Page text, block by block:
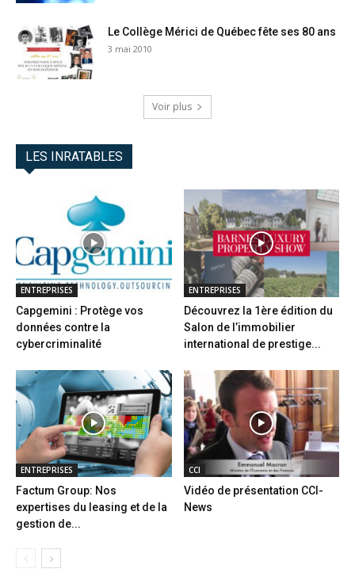
Le Collège Mérici de Québec fête ses 80 ans
3 mai 2010
Voir plus
LES INRATABLES
ENTREPRISES
Capgemini : Protège vos
données contre la
cybercriminalité
ENTREPRISES
Découvrez la 1ère édition du
Salon de l’immobilier
international de prestige...
ENTREPRISES
Factum Group: Nos
expertises du leasing et de la
gestion de...
CCI
Vidéo de présentation CCI-
News